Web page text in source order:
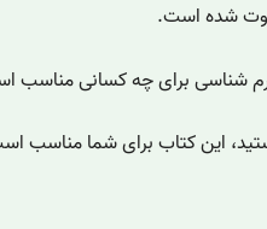
شده است.
شناسی برای چه کسانی مناسب
این کتاب برای شما مناسب